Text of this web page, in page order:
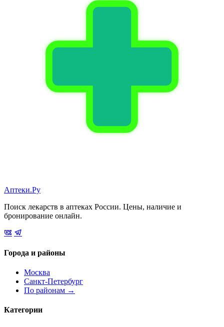
Аптеки.Ру
Поиск лекарств в аптеках России. Цены, наличие и
бронирование онлайн.
Города и районы
Москва
Санкт-Петербург
По районам →
Категории